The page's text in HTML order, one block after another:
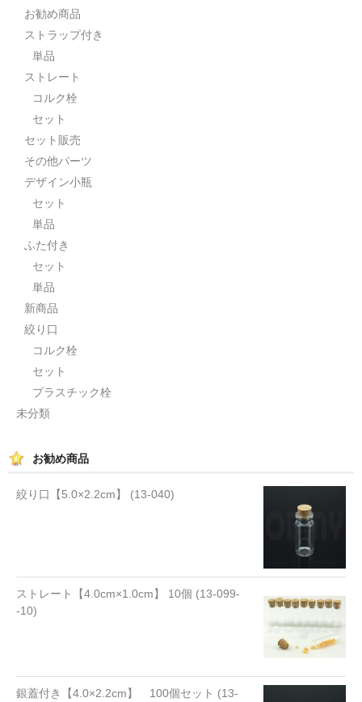
お勧め商品
ストラップ付き
単品
ストレート
コルク栓
セット
セット販売
その他パーツ
デザイン小瓶
セット
単品
ふた付き
セット
単品
新商品
絞り口
コルク栓
セット
プラスチック栓
未分類
お勧め商品
絞り口【5.0×2.2cm】 (13-040)
ストレート【4.0cm×1.0cm】 10個 (13-099-
-10)
銀蓋付き【4.0×2.2cm】 100個セット (13-